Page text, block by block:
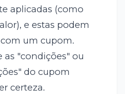
aplicadas (como
e estas podem
um cupom.
as "condições" ou
do cupom
certeza.